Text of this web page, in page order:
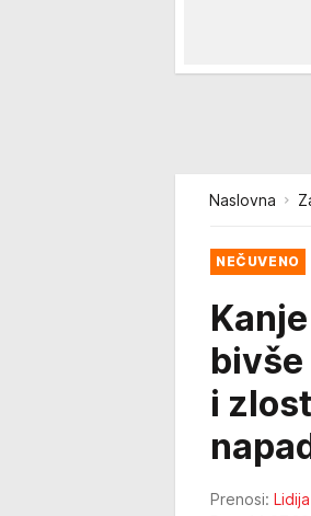
Naslovna
NEČUVENO
i
Prenosi: